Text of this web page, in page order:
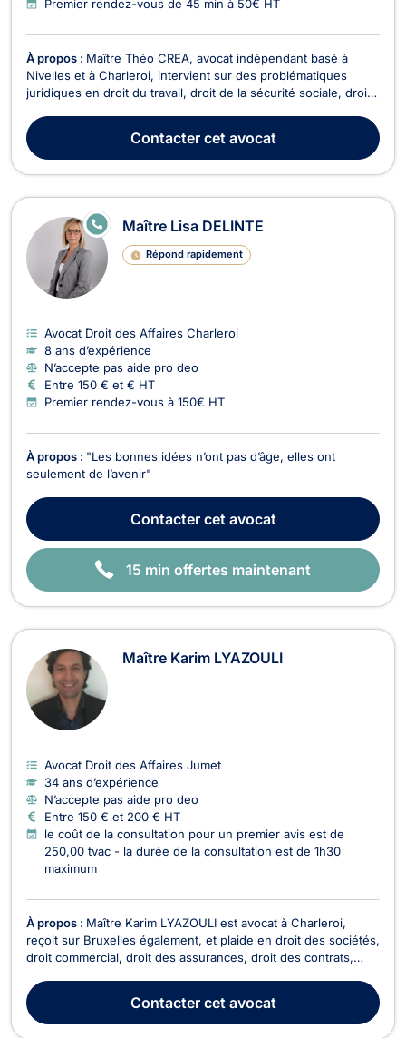
Premier rendez-vous de 45 min à 50€ HT
À propos : Maître Théo CREA, avocat indépendant basé à
Nivelles et à Charleroi, intervient sur des problématiques
juridiques en droit du travail, droit de la sécurité sociale, droit
collaboratif, médiation et arbitrage. Il met son expertise à votre
service pour défendre vos ...
Contactercet avocat
Maître Lisa DELINTE
Répond rapidement
E
N
E
Avocat Droit des Affaires Charleroi
8 ans d’expérience
N’accepte pas aide pro deo
Entre 150 € et € HT
Premier rendez-vous à 150€ HT
À propos : "Les bonnes idées n’ont pas d’âge, elles ont
seulement de l’avenir"
Contactercet avocat
15 min offertes maintenant
Maître Karim LYAZOULI
Avocat Droit des Affaires Jumet
34 ans d’expérience
N’accepte pas aide pro deo
Entre 150 € et 200 € HT
le coût de la consultation pour un premier avis est de
250,00 tvac - la durée de la consultation est de 1h30
maximum
À propos : Maître Karim LYAZOULI est avocat à Charleroi,
reçoit sur Bruxelles également, et plaide en droit des sociétés,
droit commercial, droit des assurances, droit des contrats,
accompagne lors de la création et la vie de la société (choix
de la structure, apports...
Contactercet avocat